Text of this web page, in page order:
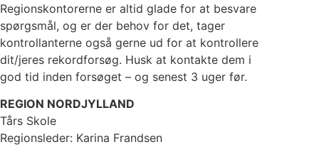
Regionskontorerne er altid glade for at besvare
spørgsmål, og er der behov for det, tager
kontrollanterne også gerne ud for at kontrollere
dit/jeres rekordforsøg. Husk at kontakte dem i
god tid inden forsøget – og senest 3 uger før.
REGION NORDJYLLAND
Tårs Skole
Regionsleder: Karina Frandsen